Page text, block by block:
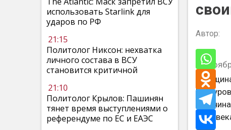
использовать Starlink для
ударов по РФ
21:15
Политолог Никсон: нехватка
личного состава в ВСУ
становится критичной
21:10
Политолог Крылов: Пашинян
тянет время выступлениями о
референдуме по ЕС и ЕАЭС
Автор:
12